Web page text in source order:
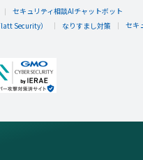
セキュリティ相談AIチャットボット
Security） なりすまし対策 セキ